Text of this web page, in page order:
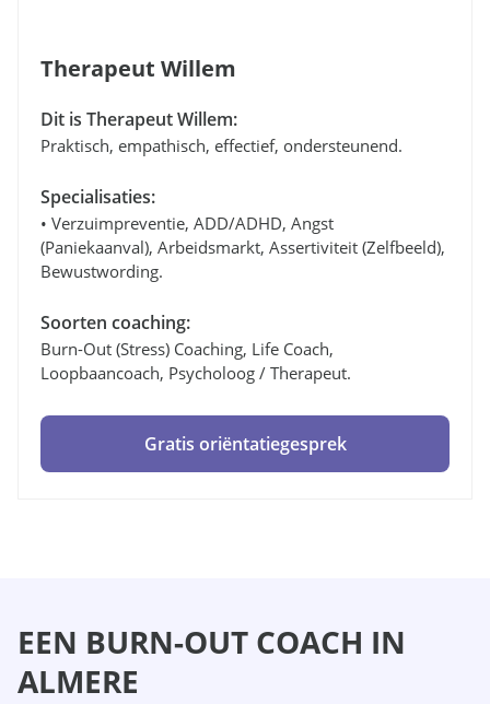
Therapeut Willem
Dit is Therapeut Willem:
Praktisch, empathisch, effectief, ondersteunend.
Specialisaties:
• Verzuimpreventie, ADD/ADHD, Angst
(paniekaanval), Arbeidsmarkt, Assertiviteit (zelfbeeld),
Bewustwording.
Soorten coaching:
Burn-Out (stress) Coaching, Life Coach,
Loopbaancoach, Psycholoog / Therapeut.
Gratis oriëntatiegesprek
EEN BURN-OUT COACH IN
ALMERE